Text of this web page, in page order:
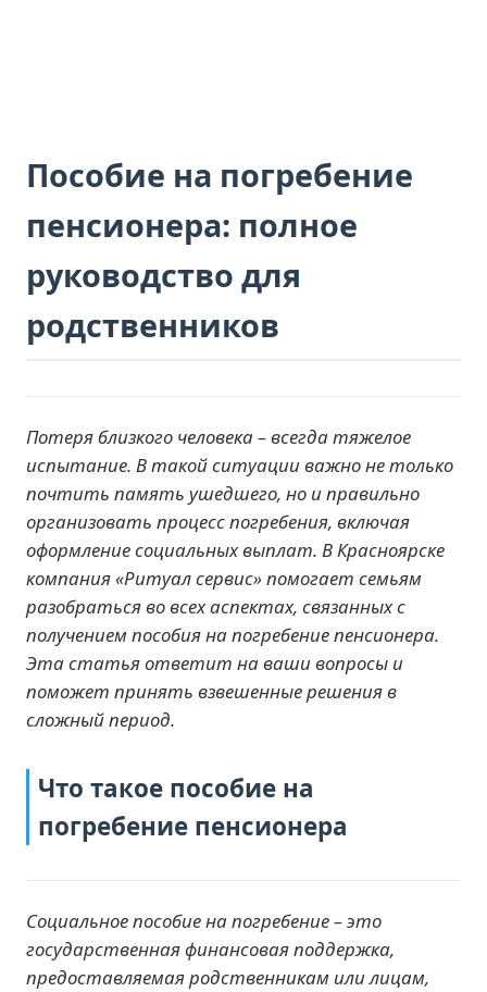
Пособие на погребение
пенсионера: полное
руководство для
родственников
Потеря близкого человека – всегда тяжелое
испытание. В такой ситуации важно не только
почтить память ушедшего, но и правильно
организовать процесс погребения, включая
оформление социальных выплат. В Красноярске
компания «Ритуал сервис» помогает семьям
разобраться во всех аспектах, связанных с
получением пособия на погребение пенсионера.
Эта статья ответит на ваши вопросы и
поможет принять взвешенные решения в
сложный период.
Что такое пособие на
погребение пенсионера
Социальное пособие на погребение – это
государственная финансовая поддержка,
предоставляемая родственникам или лицам,